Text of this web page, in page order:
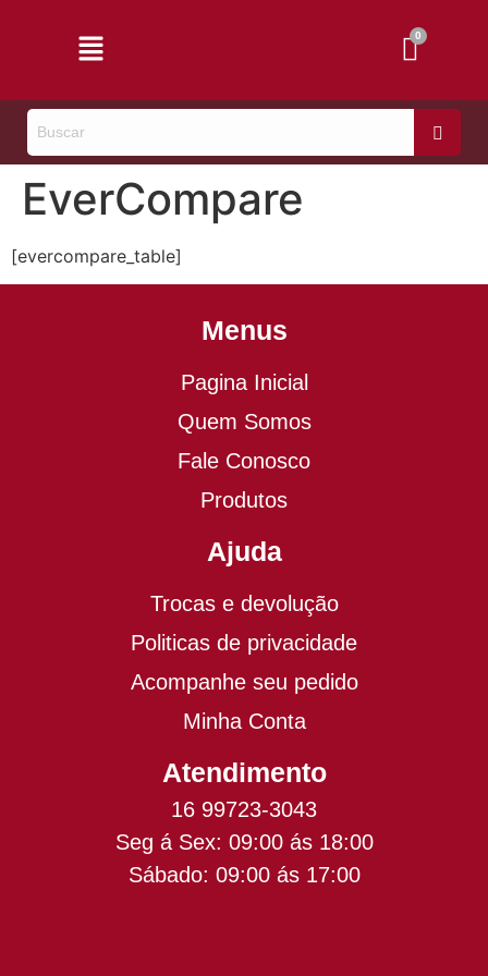
EverCompare
[evercompare_table]
Menus
Pagina Inicial
Quem Somos
Fale Conosco
Produtos
Ajuda
Trocas e devolução
Politicas de privacidade
Acompanhe seu pedido
Minha Conta
Atendimento
16 99723-3043
Seg á Sex: 09:00 ás 18:00
Sábado: 09:00 ás 17:00